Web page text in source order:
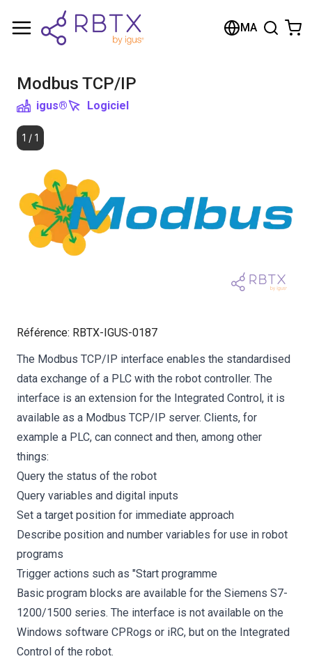
MA
Modbus TCP/IP
igus® Logiciel
1 / 1
Référence: RBTX-IGUS-0187
The Modbus TCP/IP interface enables the standardised
data exchange of a PLC with the robot controller. The
interface is an extension for the Integrated Control, it is
available as a Modbus TCP/IP server. Clients, for
example a PLC, can connect and then, among other
things:
Query the status of the robot
Query variables and digital inputs
Set a target position for immediate approach
Describe position and number variables for use in robot
programs
Trigger actions such as "Start programme
Basic program blocks are available for the Siemens S7-
1200/1500 series. The interface is not available on the
Windows software CPRogs or iRC, but on the Integrated
Control of the robot.
Shopping Cart
Browse the shop